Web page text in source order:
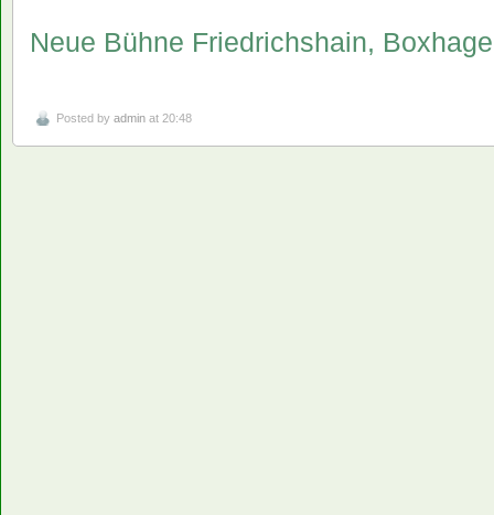
Neue Bühne Friedrichshain,
Posted by admin at 20:48